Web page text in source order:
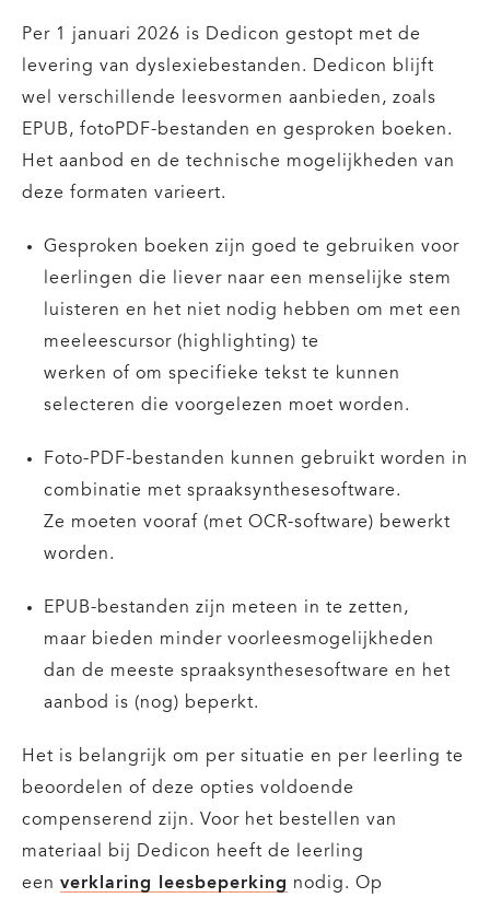
Per 1 januari 2026 is Dedicon gestopt met de
levering van dyslexiebestanden. Dedicon blijft
wel verschillende leesvormen aanbieden, zoals
EPUB, fotoPDF-bestanden en gesproken boeken.
Het aanbod en de technische mogelijkheden van
deze formaten varieert.
Gesproken boeken zijn goed te gebruiken voor
leerlingen die liever naar een menselijke stem
luisteren en het niet nodig hebben om met een
meeleescursor (highlighting) te
werken of om specifieke tekst te kunnen
selecteren die voorgelezen moet worden.
Foto-PDF-bestanden kunnen gebruikt worden in
combinatie met spraaksynthesesoftware.
Ze moeten vooraf (met OCR-software) bewerkt
worden.
EPUB-bestanden zijn meteen in te zetten,
maar bieden minder voorleesmogelijkheden
dan de meeste spraaksynthesesoftware en het
aanbod is (nog) beperkt.
Het is belangrijk om per situatie en per leerling te
beoordelen of deze opties voldoende
compenserend zijn. Voor het bestellen van
materiaal bij Dedicon heeft de leerling
een verklaring leesbeperking nodig. Op